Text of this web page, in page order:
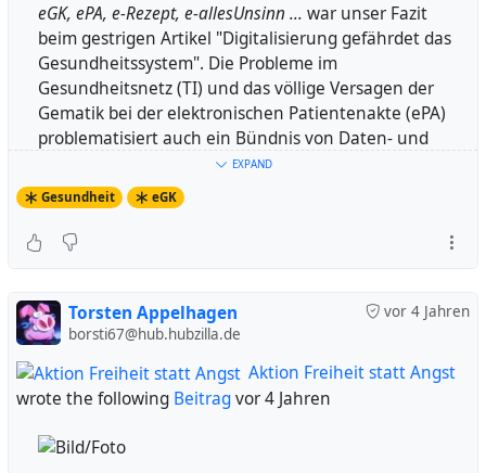
eGK, ePA, e-Rezept, e-allesUnsinn ... war unser Fazit
beim gestrigen Artikel "Digitalisierung gefährdet das
Gesundheitssystem". Die Probleme im
Gesundheitsnetz (TI) und das völlige Versagen der
Gematik bei der elektronischen Patientenakte (ePA)
problematisiert auch ein Bündnis von Daten- und
Patientenschützern in ihrer aktuellen
Presseerklärung.
Setzt Karl Lauterbach Jens Spahns desaströsen
der elektronischen Patientenakte
Mit einer Gesetzes-Flut versuchte Ex-
Bundesgesundheitsminister Jens Spahn (CDU), im
Eiltempo die zentrale Digitalisierung des
Gesundheitswesens zu erzwingen. Herzstück davon ist
EXPAND
Gesundheit eGK
vor 4 Jahren
Torsten Appelhagen
borsti67@hub.hubzilla.de
Aktion Freiheit statt Angst
wrote the following Beitragvor 4 Jahren